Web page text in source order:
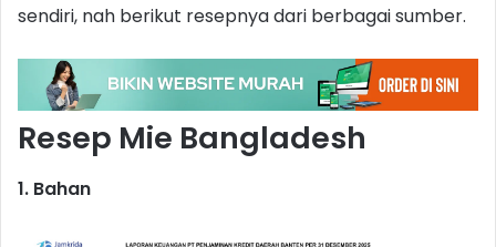
sendiri, nah berikut resepnya dari berbagai sumber.
Resep Mie Bangladesh
1. Bahan